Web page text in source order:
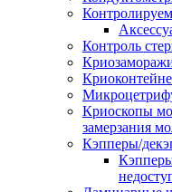
Контроль
Криоскопы
замерзания
Кэпперы/